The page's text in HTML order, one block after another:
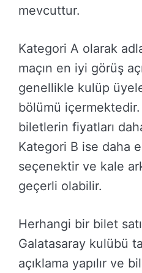
mevcuttur.
Kategori A olarak
maçın en iyi görüş
genellikle kulüp
bölümü
biletlerin fiyatları
Kategori B ise daha
seçenektir ve kale
geçerli olabilir.
Herhangi bir bilet
Galatasaray kulübü
açıklama yapılır ve